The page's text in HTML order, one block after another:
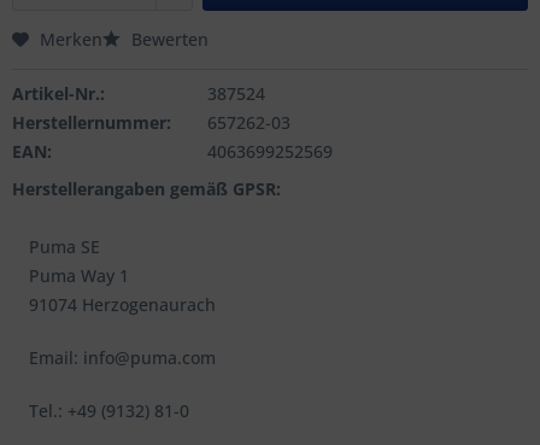
Merken Bewerten
Artikel-Nr.:
387524
Herstellernummer:
657262-03
EAN:
4063699252569
Herstellerangaben gemäß GPSR:
Puma SE
Puma Way 1
91074 Herzogenaurach
Email: info@puma.com
Tel.: +49 (9132) 81-0